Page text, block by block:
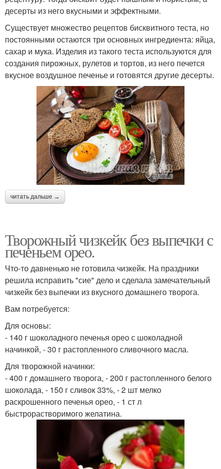
десерты из него вкусными и эффектными.
Существует множество рецептов бисквитного теста, но
постоянными остаются три основных ингредиента: яйца,
сахар и мука. Изделия из такого теста используются для
создания пирожных, рулетов и тортов, из него печется
вкусное воздушное печенье и готовятся другие десерты.
читать дальше →
Творожный чизкейк без выпечки с
печеньем орео.
Что-то давненько не готовила чизкейк. На праздники
решила исправить "сие" дело и сделала замечательный
чизкейк без выпечки из вкусного домашнего творога.
Вам потребуется:
Для основы:
- 140 г шоколадного печенья орео с шоколадной
начинкой, - 30 г растопленного сливочного масла.
Для творожной начинки:
- 400 г домашнего творога, - 200 г растопленного белого
шоколада, - 150 г сливок 33%, - 2 шт мелко
раскрошенного печенья орео, - 1 ст л
быстрорастворимого желатина.